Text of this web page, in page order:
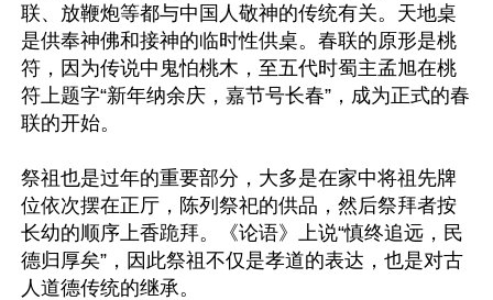
联、放鞭炮等都与中国人敬神的传统有关。天地桌
是供奉神佛和接神的临时性供桌。春联的原形是桃
符，因为传说中鬼怕桃木，至五代时蜀主孟旭在桃
符上题字“新年纳余庆，嘉节号长春”，成为正式的春
联的开始。
祭祖也是过年的重要部分，大多是在家中将祖先牌
位依次摆在正厅，陈列祭祀的供品，然后祭拜者按
长幼的顺序上香跪拜。《论语》上说“慎终追远，民
德归厚矣”，因此祭祖不仅是孝道的表达，也是对古
人道德传统的继承。